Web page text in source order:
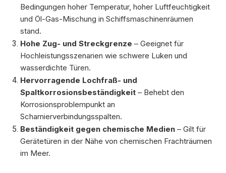
Bedingungen hoher Temperatur, hoher Luftfeuchtigkeit
und Öl-Gas-Mischung in Schiffsmaschinenräumen
stand.
Hohe Zug- und Streckgrenze – Geeignet für
Hochleistungsszenarien wie schwere Luken und
wasserdichte Türen.
Hervorragende Lochfraß- und
Spaltkorrosionsbeständigkeit – Behebt den
Korrosionsproblempunkt an
Scharnierverbindungsspalten.
Beständigkeit gegen chemische Medien – Gilt für
Gerätetüren in der Nähe von chemischen Frachträumen
im Meer.